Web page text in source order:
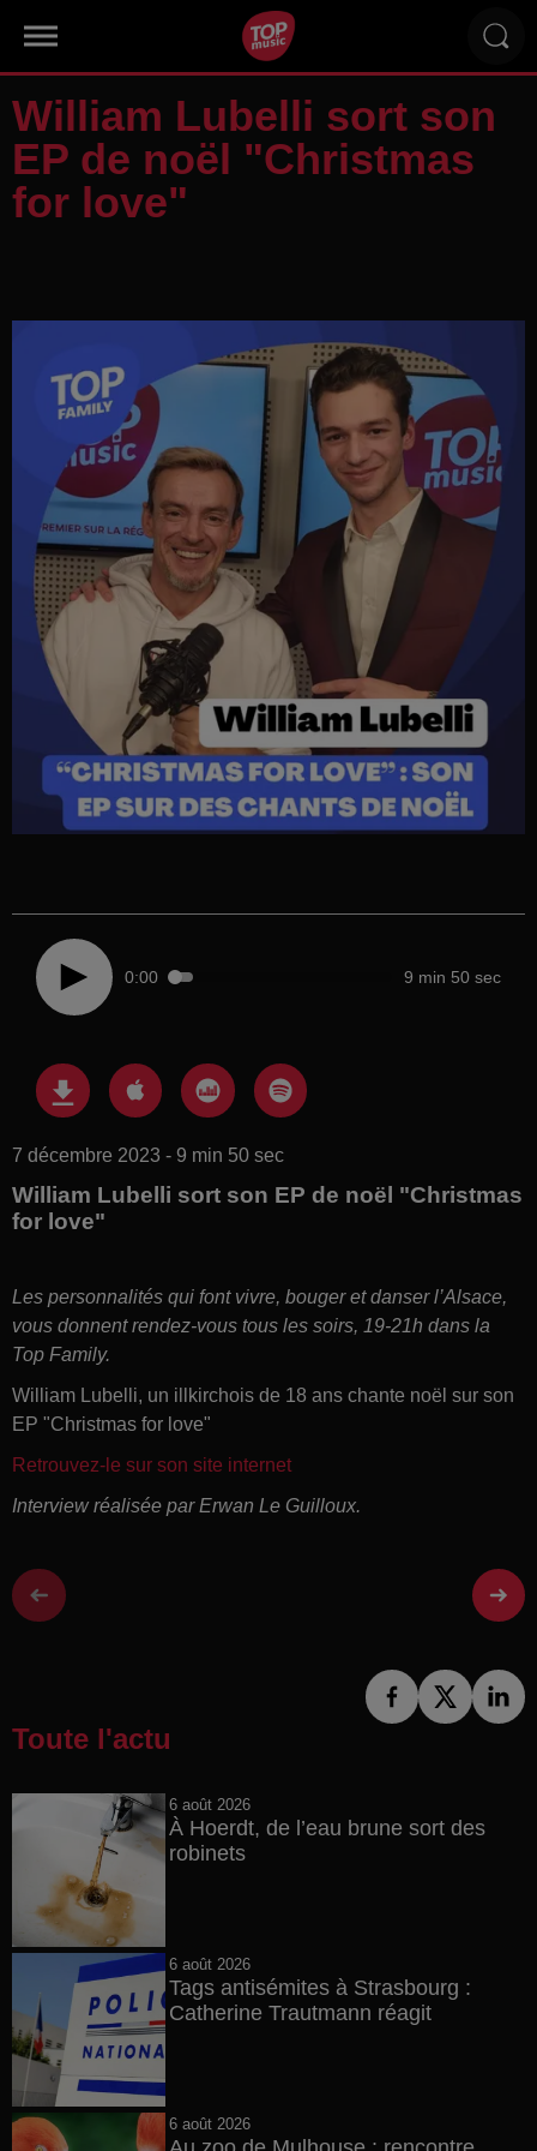
William Lubelli sort son
EP de noël "Christmas
for love"
0:00 9 min 50 sec
7 décembre 2023 - 9 min 50 sec
William Lubelli sort son EP de noël "Christmas
for love"
Les personnalités qui font vivre, bouger et danser l’Alsace,
vous donnent rendez-vous tous les soirs, 19-21h dans la
Top Family.
William Lubelli, un illkirchois de 18 ans chante noël sur son
EP "Christmas for love"
Retrouvez-le sur son site internet
Interview réalisée par Erwan Le Guilloux.
Toute l'actu
6 août 2026
À Hoerdt, de l’eau brune sort des
robinets
6 août 2026
Tags antisémites à Strasbourg :
Catherine Trautmann réagit
6 août 2026